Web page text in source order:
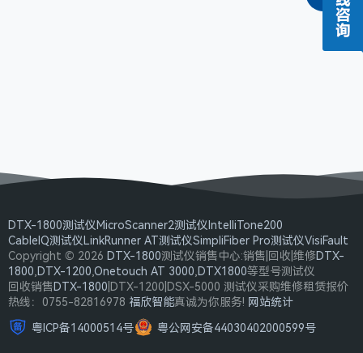
DTX-1800测试仪MicroScanner2测试仪IntelliTone200
CableIQ测试仪LinkRunner AT测试仪SimpliFiber Pro测试仪VisiFault
Copyright © 2026 DTX-1800测试仪销售中心:销售|回收|维修DTX-
1800,DTX-1200,Onetouch AT 3000,DTX1800等型号测试仪
回收销售DTX-1800|DTX-1200|DSX-5000 测试仪采购维修租赁报价
热线：0755-82816978 福欣智能真诚为你服务! 网站统计
粤ICP备14000514号
粤公网安备44030402000599号